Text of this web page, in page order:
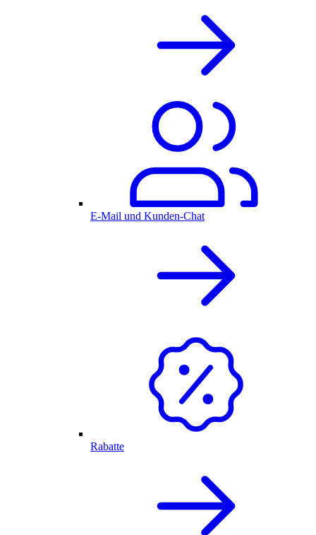
E-Mail und Kunden-Chat
Rabatte